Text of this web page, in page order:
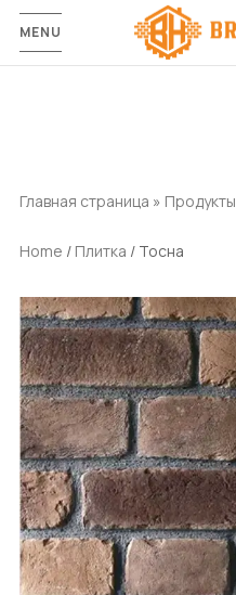
MENU
Главная страница » Продукты
Home / Плитка / Тосна